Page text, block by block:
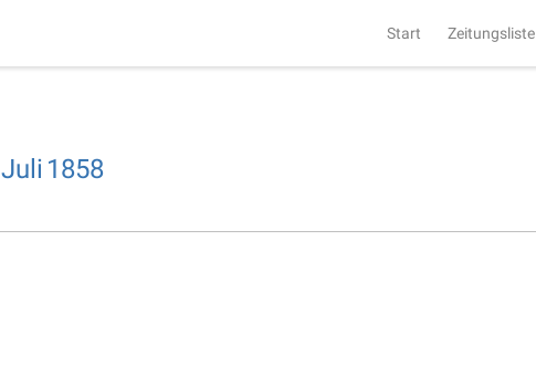
Start Zeitungsliste
Juli 1858